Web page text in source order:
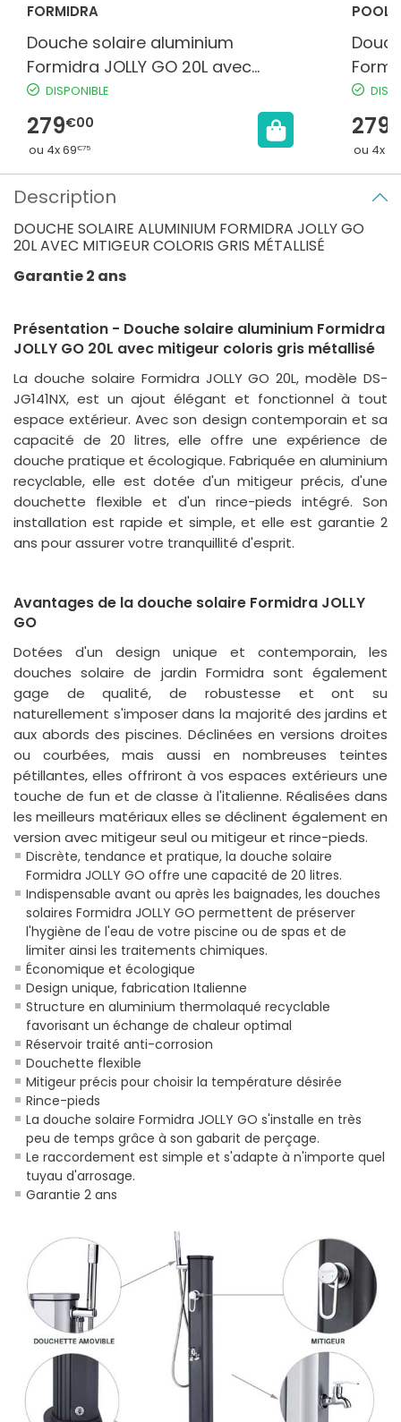
FORMIDRA
Douche solaire aluminium
Formidra JOLLY GO 20L avec
mitigeur coloris anthracite
DISPONIBLE
279€00
ou 4x 69€75
279
ou 4x 69
Description
DOUCHE SOLAIRE ALUMINIUM FORMIDRA JOLLY GO
20L AVEC MITIGEUR COLORIS GRIS MÉTALLISÉ
Garantie 2 ans
Présentation - Douche solaire aluminium Formidra
JOLLY GO 20L avec mitigeur coloris gris métallisé
La douche solaire Formidra JOLLY GO 20L, modèle DS-
JG141NX, est un ajout élégant et fonctionnel à tout
espace extérieur. Avec son design contemporain et sa
capacité de 20 litres, elle offre une expérience de
douche pratique et écologique. Fabriquée en aluminium
recyclable, elle est dotée d'un mitigeur précis, d'une
douchette flexible et d'un rince-pieds intégré. Son
installation est rapide et simple, et elle est garantie 2
ans pour assurer votre tranquillité d'esprit.
Avantages de la douche solaire Formidra JOLLY
GO
Dotées d'un design unique et contemporain, les
douches solaire de jardin Formidra sont également
gage de qualité, de robustesse et ont su
naturellement s'imposer dans la majorité des jardins et
aux abords des piscines. Déclinées en versions droites
ou courbées, mais aussi en nombreuses teintes
pétillantes, elles offriront à vos espaces extérieurs une
touche de fun et de classe à l'italienne. Réalisées dans
les meilleurs matériaux elles se déclinent également en
version avec mitigeur seul ou mitigeur et rince-pieds.
Discrète, tendance et pratique, la douche solaire
Formidra JOLLY GO offre une capacité de 20 litres.
Indispensable avant ou après les baignades, les douches
solaires Formidra JOLLY GO permettent de préserver
l'hygiène de l'eau de votre piscine ou de spas et de
limiter ainsi les traitements chimiques.
Économique et écologique
Design unique, fabrication Italienne
Structure en aluminium thermolaqué recyclable
favorisant un échange de chaleur optimal
Réservoir traité anti-corrosion
Douchette flexible
Mitigeur précis pour choisir la température désirée
Rince-pieds
La douche solaire Formidra JOLLY GO s'installe en très
peu de temps grâce à son gabarit de perçage.
Le raccordement est simple et s'adapte à n'importe quel
tuyau d'arrosage.
Garantie 2 ans